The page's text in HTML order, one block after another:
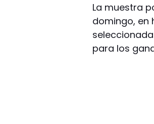
La muestra
domingo, en
para los